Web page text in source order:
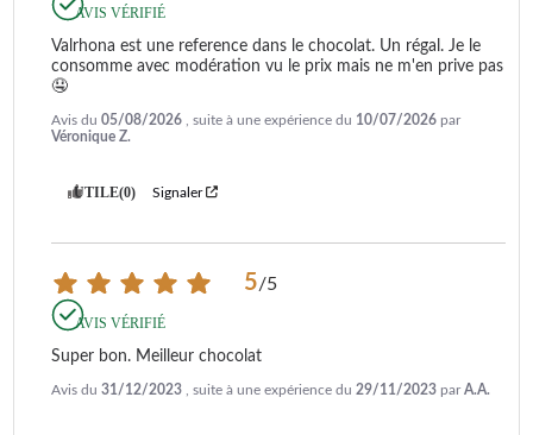
AVIS VÉRIFIÉ
Valrhona est une reference dans le chocolat. Un régal. Je le
consomme avec modération vu le prix mais ne m'en prive pas
🤤
Avis du 05/08/2026 , suite à une expérience du 10/07/2026 par
Véronique Z.
UTILE(0) Signaler
5/5
AVIS VÉRIFIÉ
Super bon. Meilleur chocolat
Avis du 31/12/2023 , suite à une expérience du 29/11/2023 parA.A.